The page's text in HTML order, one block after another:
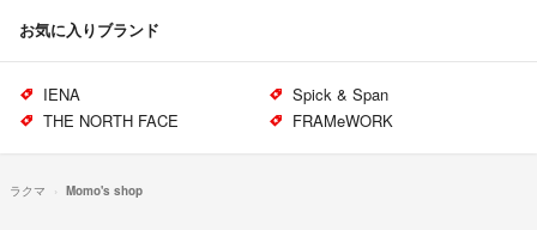
お気に入りブランド
IENA
Spick & Span
THE NORTH FACE
FRAMeWORK
ラクマ Momo's shop